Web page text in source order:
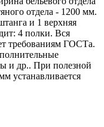
отдела - 1200 мм.
и 1 верхняя
4 полки. Вся
требованиям ГОСТа.
и др.. При полезной
устанавливается